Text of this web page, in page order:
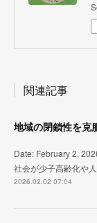
関連記事
Date: February 2,
社会が少子高齢化や
2026.02.02 07:04